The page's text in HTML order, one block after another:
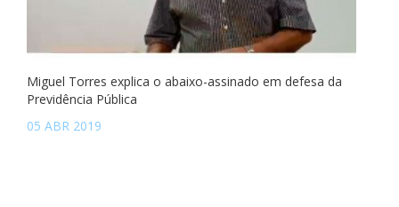
Miguel Torres explica o abaixo-assinado em defesa da
Previdência Pública
05 ABR 2019